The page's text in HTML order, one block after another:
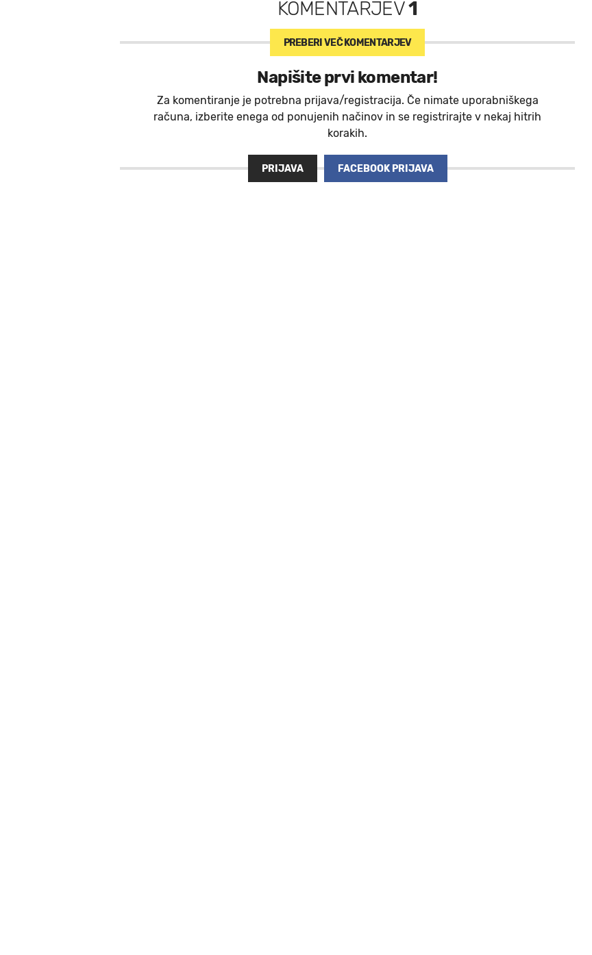
KOMENTARJEV1
PREBERI VEČ KOMENTARJEV
Napišite prvi komentar!
Za komentiranje je potrebna prijava/registracija. Če nimate uporabniškega
računa, izberite enega od ponujenih načinov in se registrirajte v nekaj hitrih
korakih.
PRIJAVA FACEBOOK PRIJAVA